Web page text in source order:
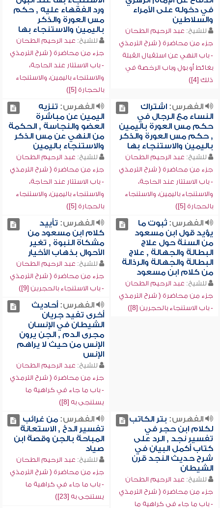
في دخوله على الأمراء
والسلاطين
للشيخ: عبد الرحيم الطحان
جزء من محاضرة ( شرح الترمذي
- باب النهي عن استقبال القبلة
بغائط أو بول وباب الرخصة في
ذلك [4])
ورد الفقهاء عليه , حكم
مس العورة والذكر
باليمين والاستنجاء بها
للشيخ: عبد الرحيم الطحان
جزء من محاضرة ( شرح الترمذي
- باب الاستتار عند الحاجة،
والاستنجاء باليمين، والاستنجاء
بالحجارة [5])
الفهرس:اشتراك
النساء مع الرجال في
حكم مس العورة باليمين
, حكم مس العورة والذكر
باليمين والاستنجاء بها
للشيخ: عبد الرحيم الطحان
جزء من محاضرة ( شرح الترمذي
- باب الاستتار عند الحاجة،
والاستنجاء باليمين، والاستنجاء
بالحجارة [5])
الفهرس: تنزيه
اليمين عن مباشرة
العضو والنجاسة , الحكمة
من النهي عن مس الذكر
والاستنجاء باليمين
للشيخ: عبد الرحيم الطحان
جزء من محاضرة ( شرح الترمذي
- باب الاستتار عند الحاجة،
والاستنجاء باليمين، والاستنجاء
بالحجارة [5])
الفهرس:ثبوت ما
يؤيد قول ابن مسعود
من السنة حول علاج
البطالة والجهالة , علاج
البطالة والجهالة والرذالة
من كلام ابن مسعود
للشيخ: عبد الرحيم الطحان
جزء من محاضرة ( شرح الترمذي
- باب الاستنجاء بالحجرين [8])
الفهرس: تأييد
كلام ابن مسعود من
مشكاة النبوة , تغير
الأحوال بذهاب الأخيار
للشيخ: عبد الرحيم الطحان
جزء من محاضرة ( شرح الترمذي
- باب الاستنجاء بالحجرين [9])
الفهرس:أحاديث
أخرى تفيد جريان
الشيطان في الإنسان
مجرى الدم , الجن يرون
الإنس من حيث لا يراهم
الإنس
للشيخ: عبد الرحيم الطحان
جزء من محاضرة ( شرح الترمذي
- باب ما جاء في كراهية ما
يستنجى به [8])
الفهرس: بتر الكاتب
لكلام ابن حجر في
تفسير نجد , الرد على
كتاب أكمل البيان في
شرح حديث النجد قرن
الشيطان
للشيخ: عبد الرحيم الطحان
جزء من محاضرة ( شرح الترمذي
- باب ما جاء في كراهية ما
الفهرس:من غرائب
تفسير الدخ , الاستعانة
المباحة بالجن وقصة ابن
صياد
للشيخ: عبد الرحيم الطحان
جزء من محاضرة ( شرح الترمذي
- باب ما جاء في كراهية ما
يستنجى به [23])